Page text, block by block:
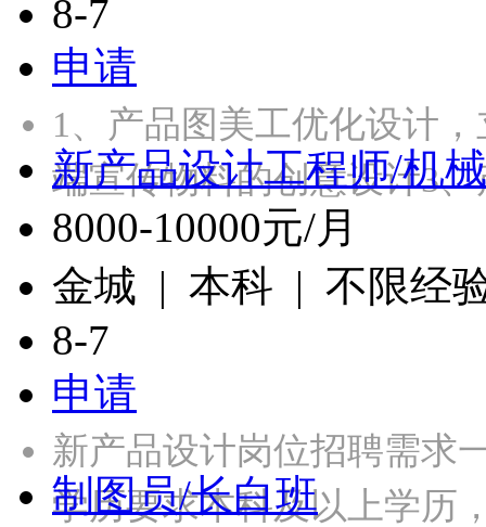
8-7
申请
1、产品图美工优化设计
端宣传物料的创意设计3
新产品设计工程师/机
8000-10000元/月
金城 | 本科 | 不限经
8-7
申请
新产品设计岗位招聘需求
学历要求本科及以上学
制图员/长白班